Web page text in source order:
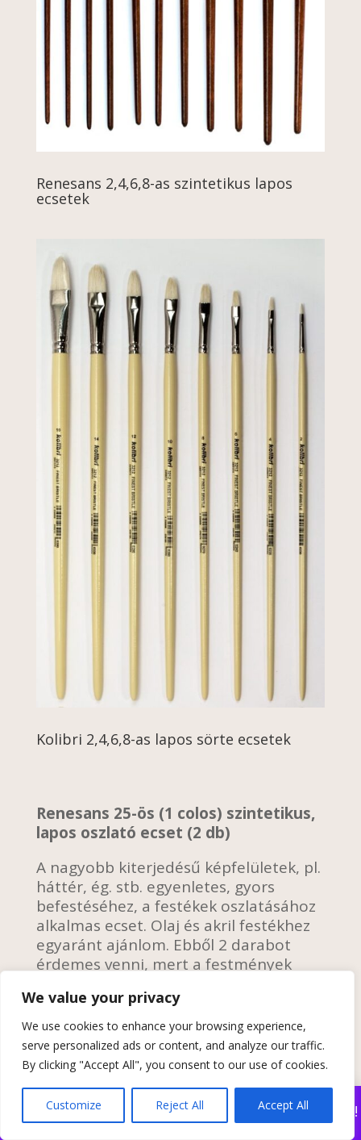
We value your privacy
We use cookies to enhance your browsing experience,
serve personalized ads or content, and analyze our traffic.
By clicking "Accept All", you consent to our use of cookies.
Customize Reject All Accept All
Nézd meg legújabb online festőtanfolyamunkat!
Bezárás
Renesans 2,4,6,8-as szintetikus lapos
ecsetek
Kolibri 2,4,6,8-as lapos sörte ecsetek
Renesans 25-ös (1 colos) szintetikus,
lapos oszlató ecset (2 db)
A nagyobb kiterjedésű képfelületek, pl.
háttér, ég. stb. egyenletes, gyors
befestéséhez, a festékek oszlatásához
alkalmas ecset. Olaj és akril festékhez
egyaránt ajánlom. Ebből 2 darabot
érdemes venni, mert a festmények
A lakkozásra használt ecsetet semmi
másra nem szabad használni, nehogy
elszíneződést okozó szennyeződések,
festék maradványok keveredjenek a
lakkba.